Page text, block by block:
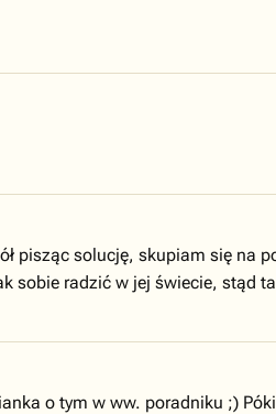
pisząc solucję, skupiam się na
radzić w jej świecie, stąd
o tym w ww. poradniku ;)